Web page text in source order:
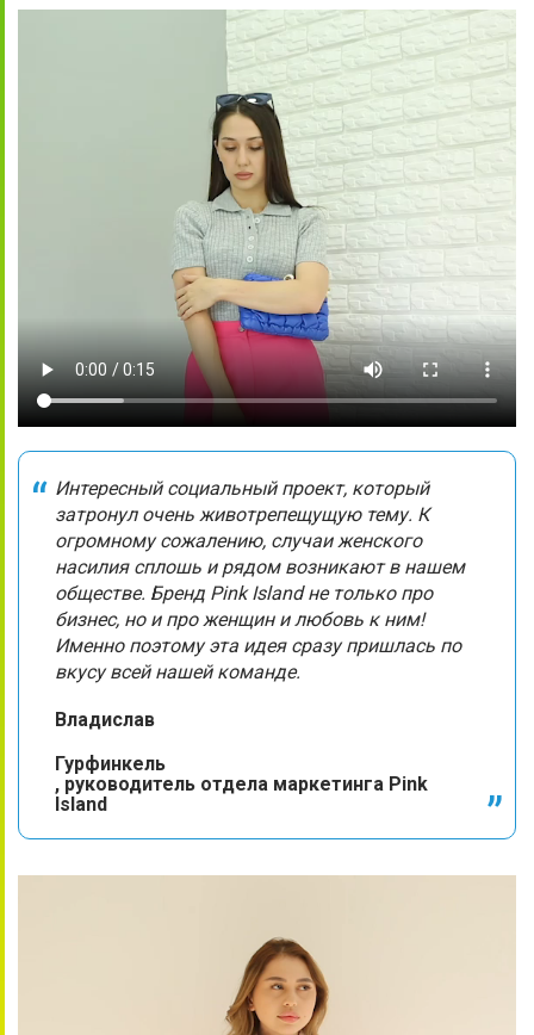
Интересный социальный проект, который
затронул очень животрепещущую тему. К
огромному сожалению, случаи женского
насилия сплошь и рядом возникают в нашем
обществе. Бренд Pink Island не только про
бизнес, но и про женщин и любовь к ним!
Именно поэтому эта идея сразу пришлась по
вкусу всей нашей команде.
Владислав
Гурфинкель
, руководитель отдела маркетинга Pink
Island